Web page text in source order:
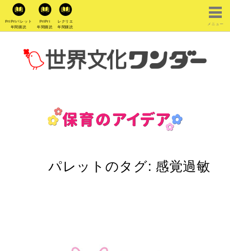
PriPriパレット
年間購読
PriPri
年間購読
レクリエ
年間購読
メニュー
パレットのタグ: 感覚過敏